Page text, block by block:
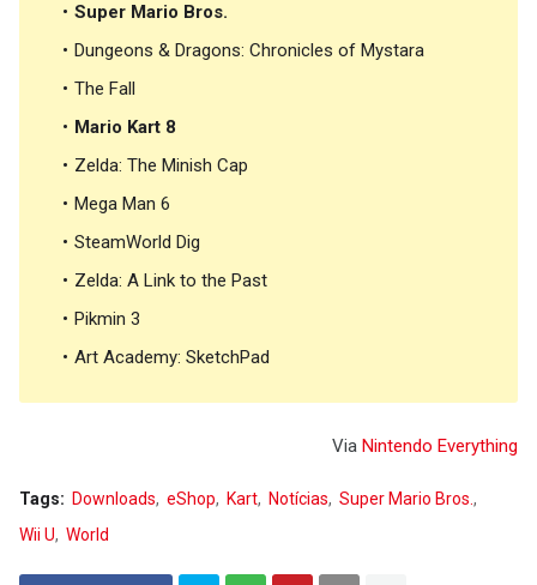
Super Mario Bros.
Dungeons & Dragons: Chronicles of Mystara
The Fall
Mario Kart 8
Zelda: The Minish Cap
Mega Man 6
SteamWorld Dig
Zelda: A Link to the Past
Pikmin 3
Art Academy: SketchPad
Via Nintendo Everything
Tags: Downloads eShop Kart Notícias
Super Mario Bros.
Wii U
World